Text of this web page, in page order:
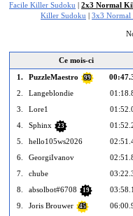
Facile Killer Sudoku
2x3 Normal
Killer Sudoku
3x3 Normal
Ce mois-ci
1.
PuzzleMaestro 99
2.
Langeblondie
3.
Lore1
4.
Sphinx 23
5.
hello105ws2026
6.
GeorgiIvanov
7.
chube
8.
absolbot#6708 19
9.
Joris Brouwer 45